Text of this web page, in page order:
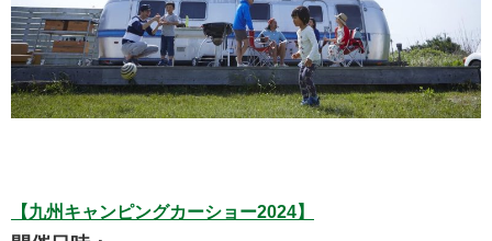
【九州キャンピングカーショー2024】